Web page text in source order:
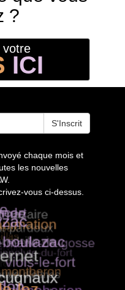
?
votre
ICI
S'Inscrit
chaque mois et
les nouvelles
vous ci-dessus.